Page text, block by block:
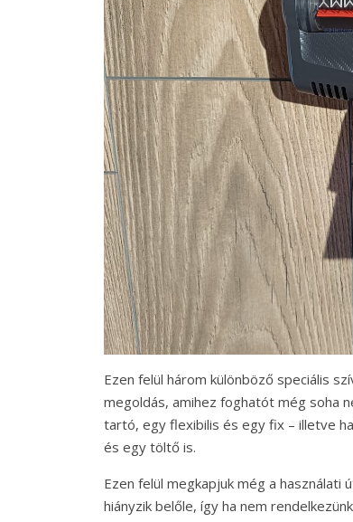
Ezen felül három különböző speciális
megoldás, amihez foghatót még soha
tartó, egy flexibilis és egy fix – illetve
és egy töltő is.
Ezen felül megkapjuk még a
hiányzik belőle, így ha nem